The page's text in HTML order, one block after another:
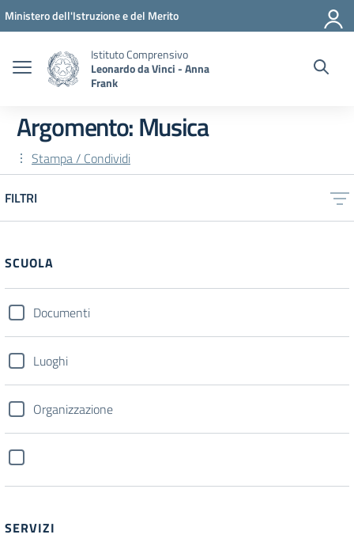
Vai ai contenuti
Vai al menu di navigazione
Vai al footer
Ministero dell'Istruzione e del Merito
Istituto Comprensivo
Leonardo da Vinci - Anna
Frank
Argomento: Musica
Stampa / Condividi
FILTRI
SCUOLA
Documenti
Luoghi
Organizzazione
SERVIZI